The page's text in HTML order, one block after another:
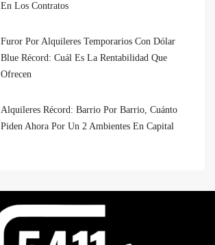
En Los Contratos
Furor Por Alquileres Temporarios Con Dólar
Blue Récord: Cuál Es La Rentabilidad Que
Ofrecen
Alquileres Récord: Barrio Por Barrio, Cuánto
Piden Ahora Por Un 2 Ambientes En Capital